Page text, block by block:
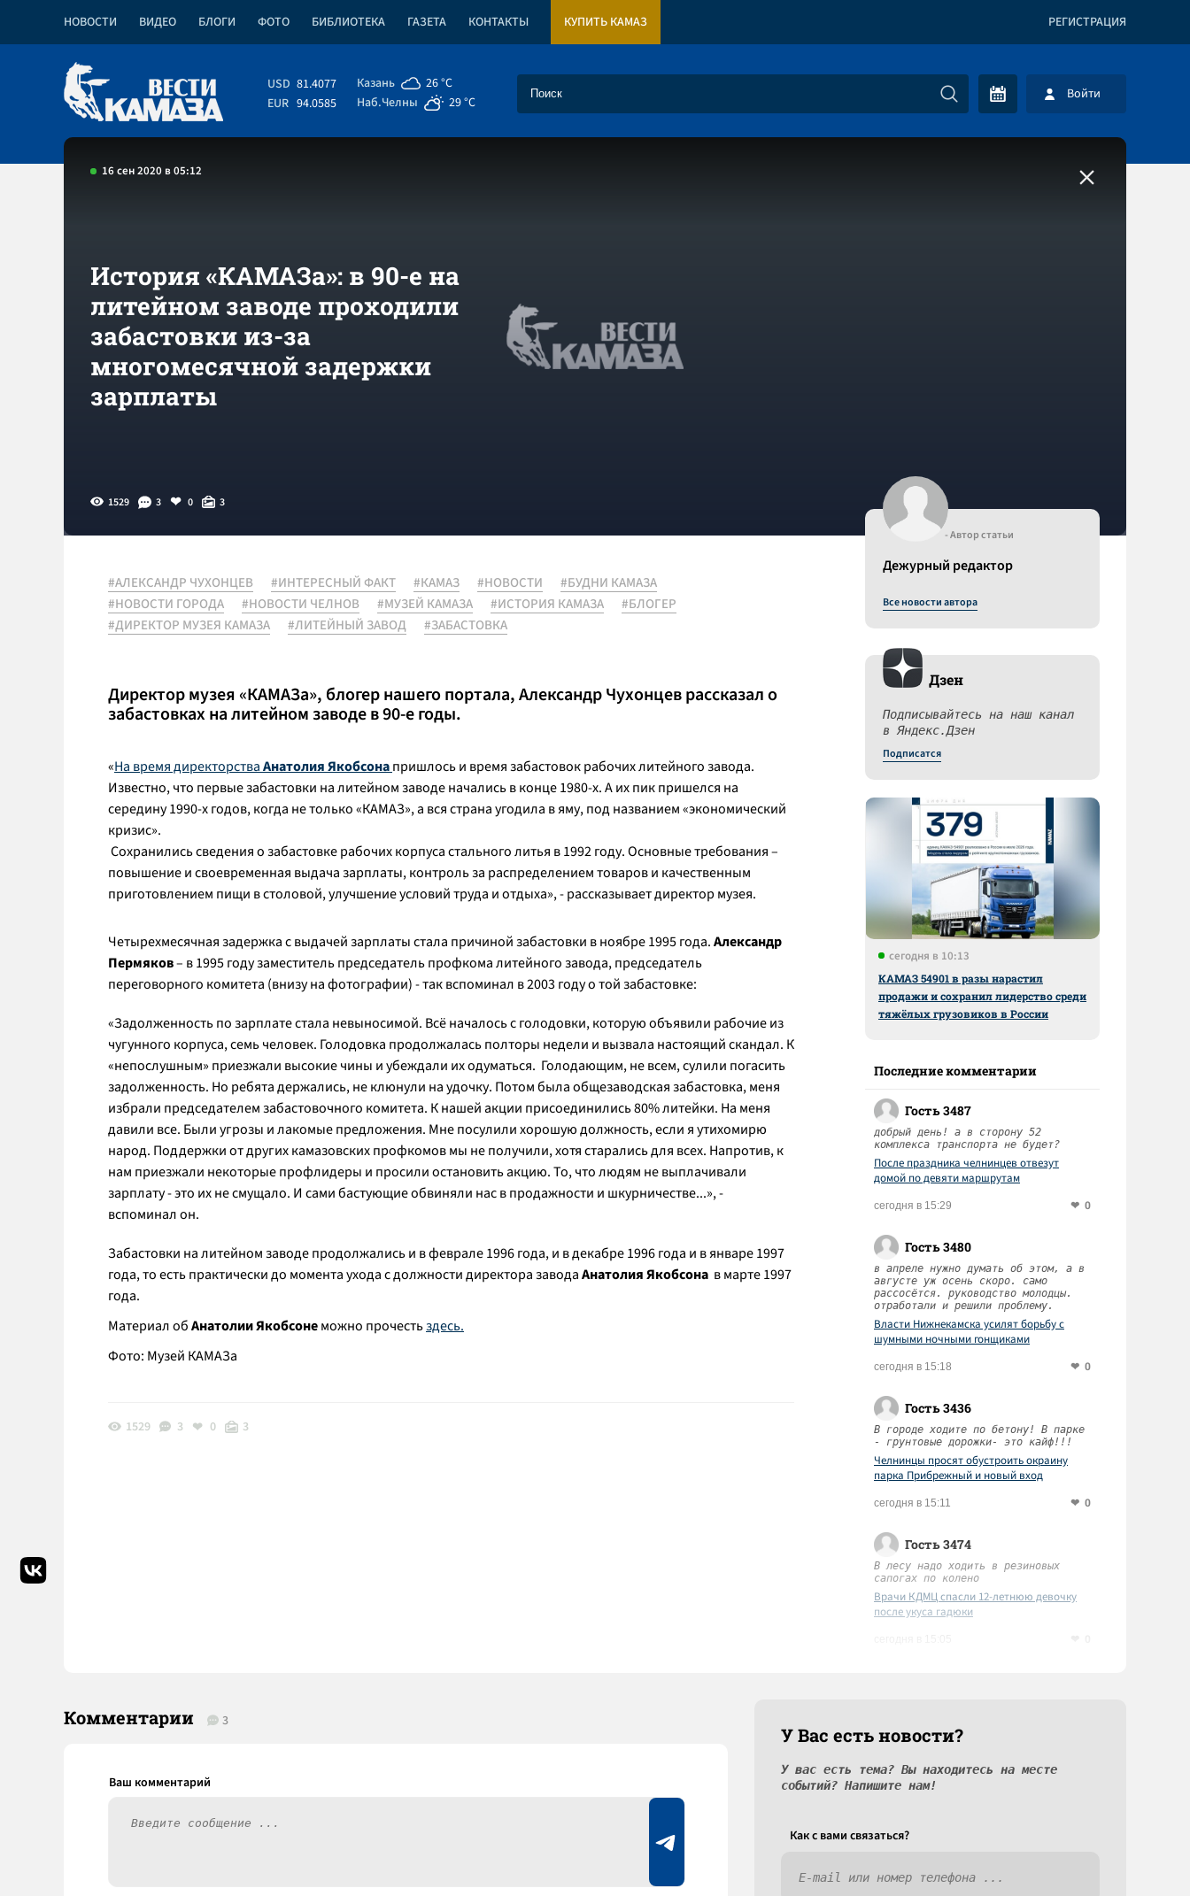
НОВОСТИ ВИДЕО БЛОГИ ФОТО БИБЛИОТЕКА ГАЗЕТА КОНТАКТЫ КУПИТЬ КАМАЗ РЕГИСТРАЦИЯ
USD 81.4077
EUR 94.0585
Казань
26 °C
Наб.Челны
29 °C Войти
16 сен 2020 в 05:12
История «КАМАЗа»: в 90-е на
литейном заводе проходили
забастовки из-за
многомесячной задержки
зарплаты
1529 3 0 3
#АЛЕКСАНДР ЧУХОНЦЕВ #ИНТЕРЕСНЫЙ ФАКТ #КАМАЗ #НОВОСТИ
#БУДНИ КАМАЗА
#НОВОСТИ ГОРОДА
#НОВОСТИ ЧЕЛНОВ #МУЗЕЙ КАМАЗА #ИСТОРИЯ КАМАЗА
#БЛОГЕР
#ДИРЕКТОР МУЗЕЯ КАМАЗА
#ЛИТЕЙНЫЙ ЗАВОД #ЗАБАСТОВКА
Директор музея «КАМАЗа», блогер нашего портала, Александр Чухонцев рассказал о
забастовках на литейном заводе в 90-е годы.
«На время директорстваАнатолия Якобсонапришлось и время забастовок рабочих литейного завода.
Известно, что первые забастовки на литейном заводе начались в конце 1980-х. А их пик пришелся на
середину 1990-х годов, когда не только «КАМАЗ», а вся страна угодила в яму, под названием «экономический
кризис».
Сохранились сведения о забастовке рабочих корпуса стального литья в 1992 году. Основные требования –
повышение и своевременная выдача зарплаты, контроль за распределением товаров и качественным
приготовлением пищи в столовой, улучшение условий труда и отдыха», -рассказывает директор музея.
Четырехмесячная задержка с выдачей зарплаты стала причиной забастовки в ноябре 1995 года.Александр
Пермяков– в 1995 году заместитель председатель профкома литейного завода, председатель
переговорного комитета (внизу на фотографии) - так вспоминал в 2003 году о той забастовке:
«Задолженность по зарплате стала невыносимой. Всё началось с голодовки, которую объявили рабочие из
чугунного корпуса, семь человек. Голодовка продолжалась полторы недели и вызвала настоящий скандал. К
«непослушным» приезжали высокие чины и убеждали их одуматься. Голодающим, не всем, сулили погасить
задолженность. Но ребята держались, не клюнули на удочку. Потом была общезаводская забастовка, меня
избрали председателем забастовочного комитета. К нашей акции присоединились 80% литейки. На меня
давили все. Были угрозы и лакомые предложения. Мне посулили хорошую должность, если я утихомирю
народ. Поддержки от других камазовских профкомов мы не получили, хотя старались для всех. Напротив, к
нам приезжали некоторые профлидеры и просили остановить акцию. То, что людям не выплачивали
зарплату - это их не смущало. И сами бастующие обвиняли нас в продажности и шкурничестве...», -
вспоминал он.
Забастовки на литейном заводе продолжались и в феврале 1996 года, и в декабре 1996 года и в январе 1997
года, то есть практически до момента ухода с должности директора заводаАнатолия Якобсона в марте 1997
года.
Материал обАнатолии Якобсонеможно прочестьздесь.
Фото: Музей КАМАЗа
1529 3 0 3
- Автор статьи
Дежурный редактор
Все новости автора
Дзен
Подписывайтесь на наш канал
в Яндекс.Дзен
Подписатся
сегодня в 10:13
КАМАЗ 54901 в разы нарастил
продажи и сохранил лидерство среди
тяжёлых грузовиков в России
Последние комментарии
Гость 3487
добрый день! а в сторону 52
комплекса транспорта не будет?
После праздника челнинцев отвезут
домой по девяти маршрутам
сегодня в 15:29 0
Гость 3480
в апреле нужно думать об этом, а в
августе уж осень скоро. само
рассосётся. руководство молодцы.
отработали и решили проблему.
Власти Нижнекамска усилят борьбу с
шумными ночными гонщиками
сегодня в 15:18 0
Гость 3436
В городе ходите по бетону! В парке
- грунтовые дорожки- это кайф!!!
Челнинцы просят обустроить окраину
парка Прибрежный и новый вход
сегодня в 15:11 0
Гость 3474
В лесу надо ходить в резиновых
сапогах по колено
Врачи КДМЦ спасли 12-летнюю девочку
после укуса гадюки
Комментарии 3
У Вас есть новости?
У вас есть тема? Вы находитесь на месте
событий? Напишите нам!
Как c вами связаться?